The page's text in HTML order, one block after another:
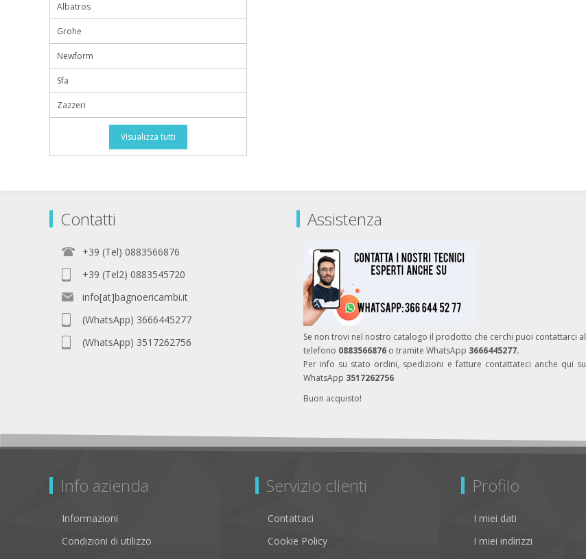
Albatros
Grohe
Newform
Sfa
Zazzeri
Visualizza tutti
Contatti
+39 (Tel) 0883566876
+39 (Tel2) 0883545720
info[at]bagnoericambi.it
(WhatsApp) 3666445277
(WhatsApp) 3517262756
Assistenza
Se non trovi nel nostro catalogo il prodotto che cerchi puoi contattarci al
telefono 0883566876 o tramite WhatsApp 3666445277.
Per info su stato ordini, spedizioni e fatture contattateci anche qui su
WhatsApp 3517262756
Buon acquisto!
Info azienda
Informazioni
Condizioni di utilizzo
Servizio clienti
Contattaci
Cookie Policy
Profilo
I miei dati
I miei indirizzi